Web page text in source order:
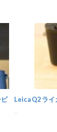
Leica Q2 ライ